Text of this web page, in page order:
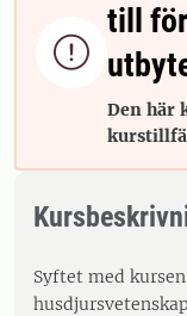

till
Den här
Syftet med